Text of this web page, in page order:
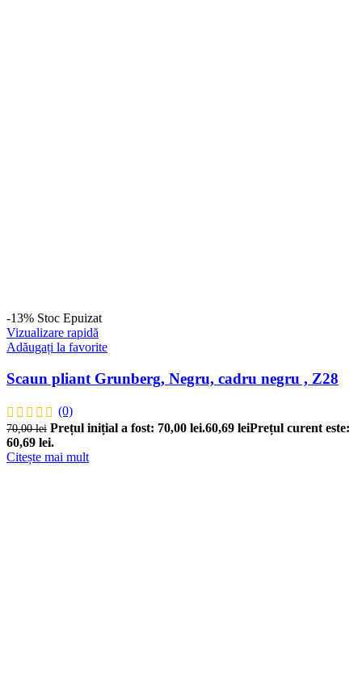
-13% Stoc Epuizat
Vizualizare rapidă
Adăugați la favorite
Scaun pliant Grunberg, Negru, cadru negru , Z28
(0)
70,00lei Prețul inițial a fost: 70,00 lei.60,69 leiPrețul curent este:
60,69 lei.
Citește mai mult